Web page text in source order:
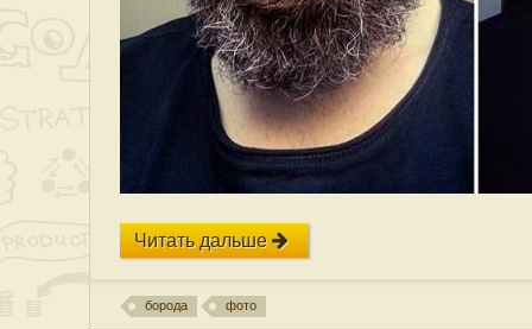
Читать дальше
борода фото